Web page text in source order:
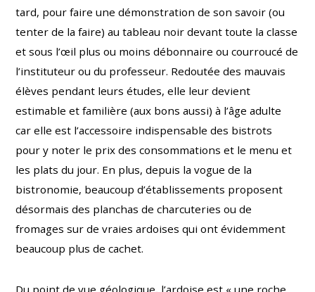
tard, pour faire une démonstration de son savoir (ou
tenter de la faire) au tableau noir devant toute la classe
et sous l’œil plus ou moins débonnaire ou courroucé de
l’instituteur ou du professeur. Redoutée des mauvais
élèves pendant leurs études, elle leur devient
estimable et familière (aux bons aussi) à l’âge adulte
car elle est l’accessoire indispensable des bistrots
pour y noter le prix des consommations et le menu et
les plats du jour. En plus, depuis la vogue de la
bistronomie, beaucoup d’établissements proposent
désormais des planchas de charcuteries ou de
fromages sur de vraies ardoises qui ont évidemment
beaucoup plus de cachet.